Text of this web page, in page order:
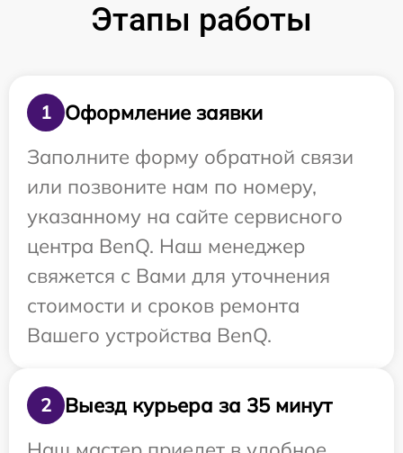
Этапы работы
1
Оформление заявки
Заполните форму обратной связи
или позвоните нам по номеру,
указанному на сайте сервисного
центра BenQ. Наш менеджер
свяжется с Вами для уточнения
стоимости и сроков ремонта
Вашего устройства BenQ.
2
Выезд курьера за 35 минут